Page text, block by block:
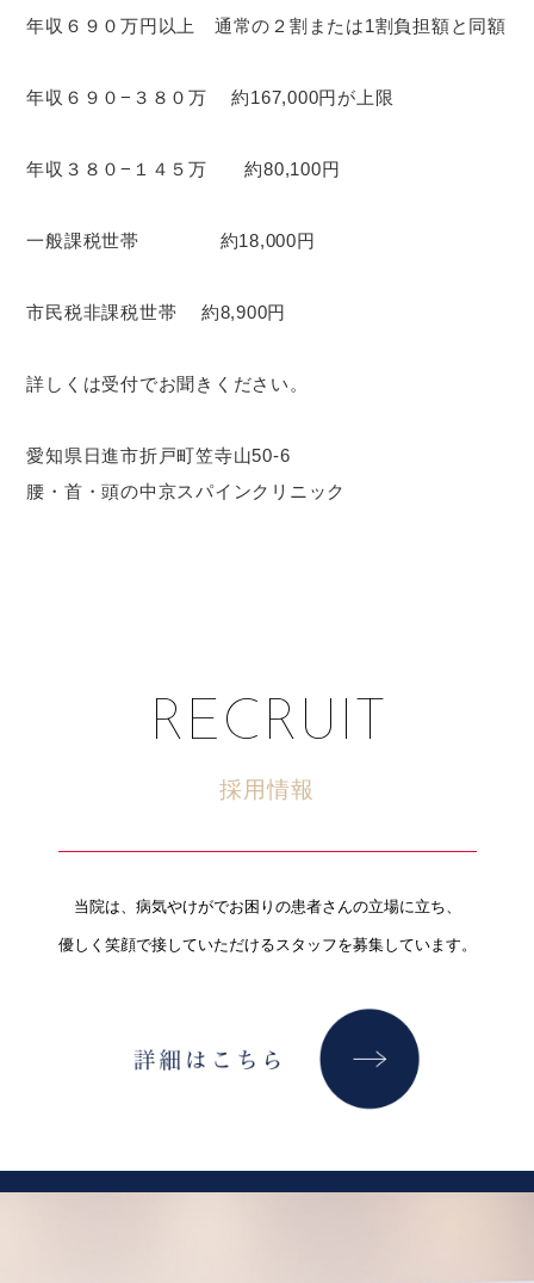
年収６９０万円以上 通常の２割または1割負担額と同額
年収６９０−３８０万 約167,000円が上限
年収３８０−１４５万 約80,100円
一般課税世帯 約18,000円
市民税非課税世帯 約8,900円
詳しくは受付でお聞きください。
愛知県日進市折戸町笠寺山50-6
腰・首・頭の中京スパインクリニック
RECRUIT
採用情報
当院は、病気やけがでお困りの患者さんの立場に立ち、
優しく笑顔で接していただけるスタッフを募集しています。